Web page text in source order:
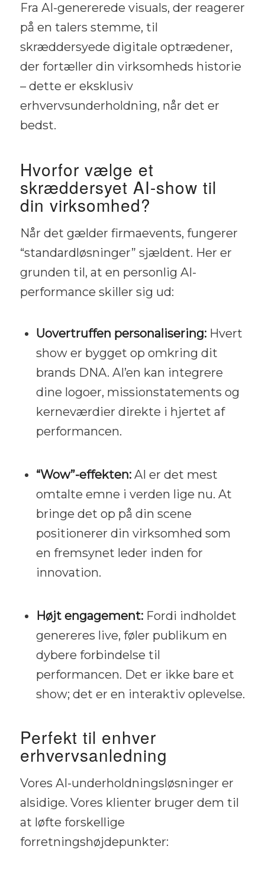
Fra AI-genererede visuals, der reagerer
på en talers stemme, til
skræddersyede digitale optrædener,
der fortæller din virksomheds historie
– dette er eksklusiv
erhvervsunderholdning, når det er
bedst.
Hvorfor vælge et
skræddersyet AI-show til
din virksomhed?
Når det gælder firmaevents, fungerer
“standardløsninger” sjældent. Her er
grunden til, at en personlig AI-
performance skiller sig ud:
Uovertruffen personalisering:Hvert
show er bygget op omkring dit
brands DNA. AI’en kan integrere
dine logoer, missionstatements og
kerneværdier direkte i hjertet af
performancen.
“Wow”-effekten:AI er det mest
omtalte emne i verden lige nu. At
bringe det op på din scene
positionerer din virksomhed som
en fremsynet leder inden for
innovation.
Højt engagement:Fordi indholdet
genereres live, føler publikum en
dybere forbindelse til
performancen. Det er ikke bare et
show; det er en interaktiv oplevelse.
Perfekt til enhver
erhvervsanledning
Vores AI-underholdningsløsninger er
alsidige. Vores klienter bruger dem til
at løfte forskellige
forretningshøjdepunkter: